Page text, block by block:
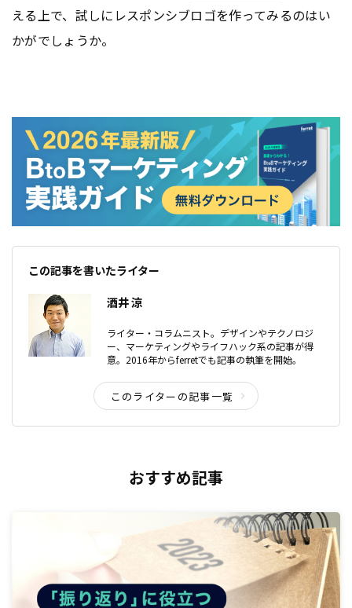
える上で、試しにレスポンシブロゴを作ってみるのはい
かがでしょうか。
この記事を書いたライター
酒井 涼
ライター・コラムニスト。デザインやテクノロジ
ー、マーケティングやライフハック系の記事が得
意。2016年からferretでも記事の執筆を開始。
このライターの記事一覧
おすすめ記事